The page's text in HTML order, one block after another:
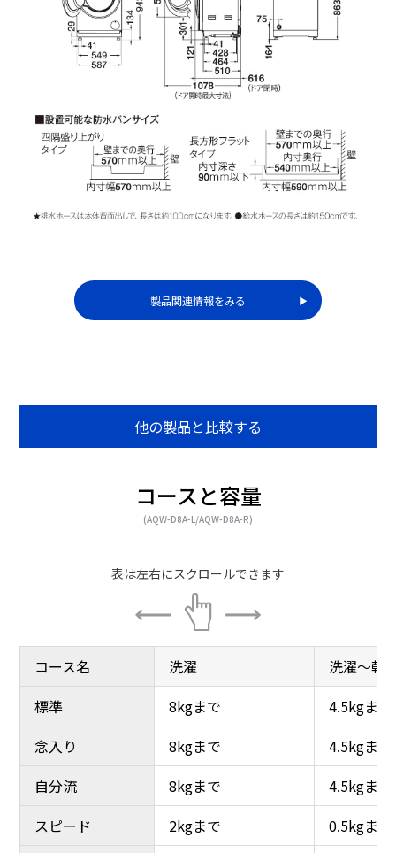
除菌＆無排気乾燥 除菌＆無排気乾燥
洗濯槽を支える低振動・
低騒音設計
乾燥フィルター自動おそ
うじ
製品関連情報をみる ▶︎
他の製品と比較する
コースと容量
(AQW-D8A-L/AQW-D8A-R)
コース名 洗濯
洗濯～乾
標準
8kgまで
4.5kgまで
念入り
8kgまで
4.5kgまで
自分流
8kgまで
4.5kgまで
スピード
2kgまで
0.5kgまで
コース名 洗濯
洗濯～乾
標準
8kgまで
4.5kgまで
念入り
8kgまで
4.5kgまで
自分流
8kgまで
4.5kgまで
スピード
2kgまで
0.5kgまで